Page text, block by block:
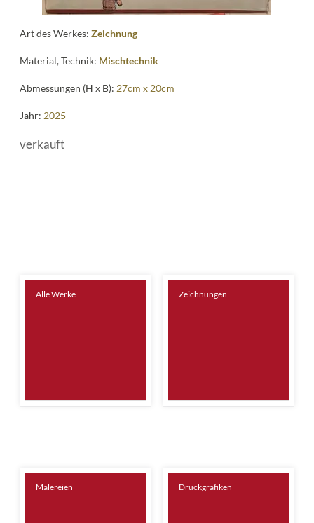
Art des Werkes:Zeichnung
Material, Technik: Mischtechnik
Abmessungen (H x B): 27cm x 20cm
Jahr: 2025
verkauft
Alle Werke Zeichnungen
Malereien Druckgrafiken